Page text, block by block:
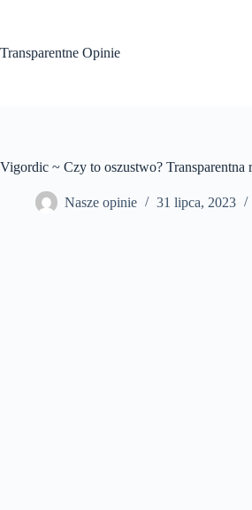
Transparentne Opinie
Vigordic ~ Czy to oszustwo? Transparentna
Nasze opinie 31 lipca, 2023